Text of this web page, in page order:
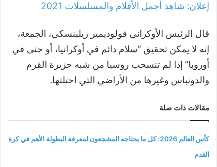
إعلان: شاهد أجمل الأفلام والمسلسلات 2021
قال الرئيس الأوكراني فولوديمير زيلينسكي، الجمعة،
إنه لا يمكن تحقيق “سلام دائم في أوكرانيا، أو حتى في
أوروبا” إذا لم تنسحب روسيا من شبه جزيرة القرم
والدونباس وغيرها من الأراضي التي احتلتها.
مقالات ذات صلة
كأس العالم 2026: كل ما يحتاجه المشجعون لمعرفة البطولة الأهم في كرة
القدم